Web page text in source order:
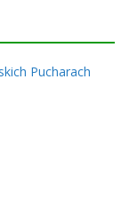
Pucharach